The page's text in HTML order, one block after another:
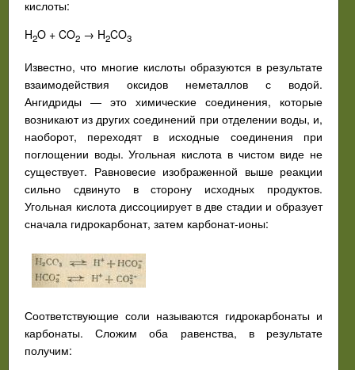
кислоты:
H2O + CO2 → H2CO3
Известно, что многие кислоты образуются в результате
взаимодействия оксидов неметаллов с водой.
Ангидриды — это химические соединения, которые
возникают из других соединений при отделении воды, и,
наоборот, переходят в исходные соединения при
поглощении воды. Угольная кислота в чистом виде не
существует. Равновесие изображенной выше реакции
сильно сдвинуто в сторону исходных продуктов.
Угольная кислота диссоциирует в две стадии и образует
сначала гидрокарбонат, затем карбонат-ионы:
Соответствующие соли называются гидрокарбонаты и
карбонаты. Сложим оба равенства, в результате
получим: